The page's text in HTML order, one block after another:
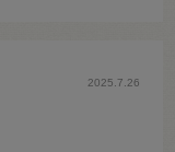
2025.7.26